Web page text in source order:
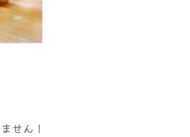
せん！